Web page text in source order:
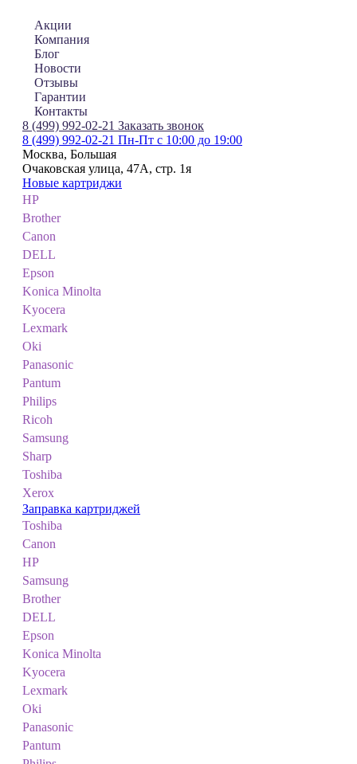
Акции
Компания
Блог
Новости
Отзывы
Гарантии
Контакты
8 (499) 992-02-21 Заказать звонок
8 (499) 992-02-21 Пн-Пт с 10:00 до 19:00
Москва, Большая
Очаковская улица, 47А, стр. 1я
Новые картриджи
HP
Brother
Canon
DELL
Epson
Konica Minolta
Kyocera
Lexmark
Oki
Panasonic
Pantum
Philips
Ricoh
Samsung
Sharp
Toshiba
Xerox
Заправка картриджей
Toshiba
Canon
HP
Samsung
Brother
DELL
Epson
Konica Minolta
Kyocera
Lexmark
Oki
Panasonic
Pantum